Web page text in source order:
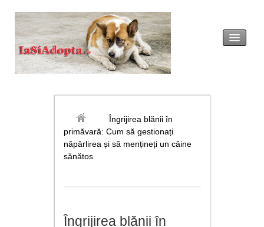
legislație
adopția
noutăți
Îngrijirea blănii în
primăvară: Cum să gestionați
năpârlirea și să mențineți un câine
sănătos
Îngrijirea blănii în